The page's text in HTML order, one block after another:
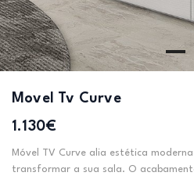
Movel Tv Curve
1.130€
Móvel TV Curve alia estética
transformar a sua sala. O